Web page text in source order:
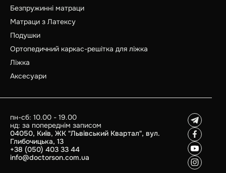
Безпружинні матраци
Матраци з Латексу
Подушки
Ортопедичний каркас-решітка для ліжка
Ліжка
Аксесуари
пн-сб: 10.00 - 19.00
нд: за попереднім записом
04050, Київ, ЖК "Львівський Квартал", вул.
Глибочицька, 13
+38 (050) 403 33 44
info@doctorson.com.ua